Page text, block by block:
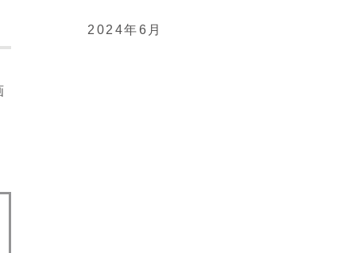
2024年6月